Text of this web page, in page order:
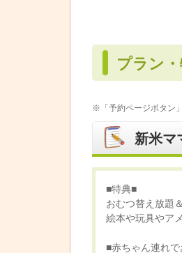
プラン
※「予約ページボタン
新米マ
■特典■
おむつ替え放題
絵本や玩具やア
■赤ちゃん連れ